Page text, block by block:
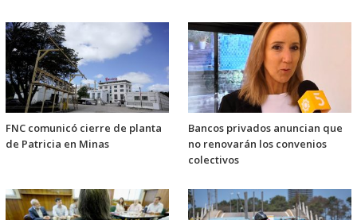
FNC comunicó cierre de planta
de Patricia en Minas
Bancos privados anuncian que
no renovarán los convenios
colectivos